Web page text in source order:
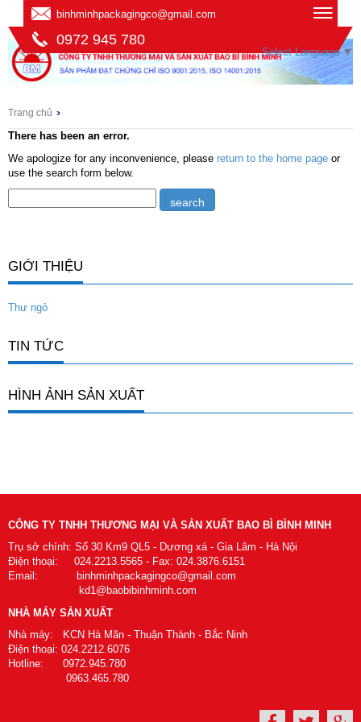
binhminhpackagingco@gmail.com
0972 945 780
Select Language ▼
Trang chủ
There has been an error.
We apologize for any inconvenience, please return to the home page or
use the search form below.
GIỚI THIỆU
Thư ngỏ
TIN TỨC
HÌNH ẢNH SẢN XUẤT
CÔNG TY TNHH THƯƠNG MẠI VÀ SẢN XUẤT BAO BÌ BÌNH MINH
Trụ sở chính: Số 30 Km9 QL5 - Dương xá - Gia Lâm - Hà Nội
Điện thoại: 024.2213.5565 - Fax: 024.3876.6151
Email: binhminhpackagingco@gmail.com
kd1@baobibinhminh.com
NHÀ MÁY SẢN XUẤT
Nhà máy: KCN Hà Mãn - Thuận Thành - Bắc Ninh
Điện thoại: 024.2212.6076
Hotline: 0972.945.780
0963.465.780